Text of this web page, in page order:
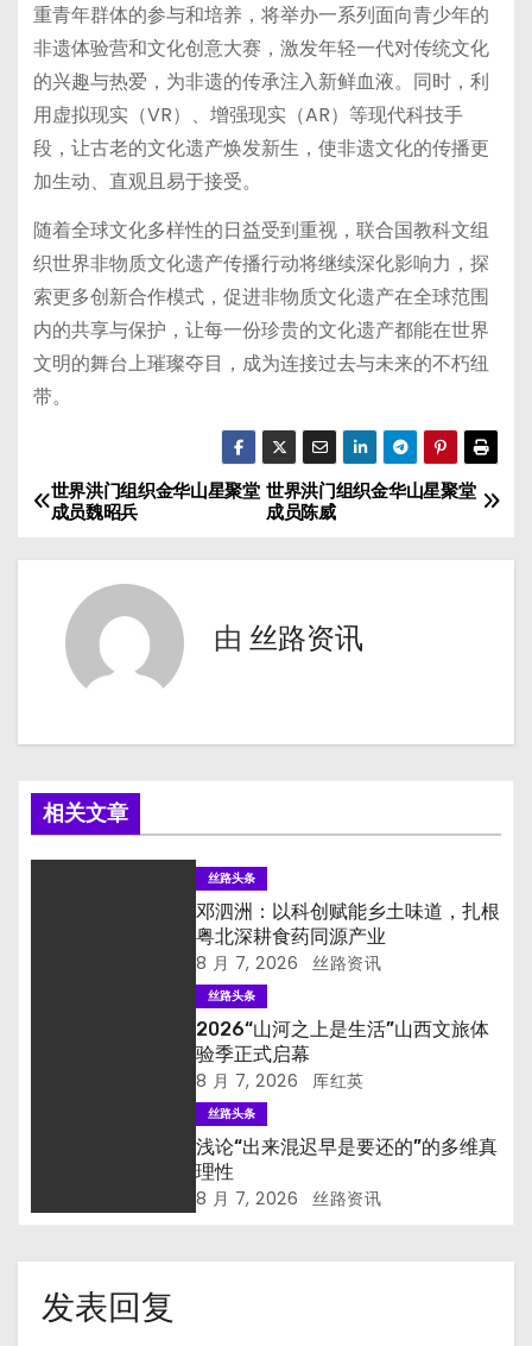
重青年群体的参与和培养，将举办一系列面向青少年的
非遗体验营和文化创意大赛，激发年轻一代对传统文化
的兴趣与热爱，为非遗的传承注入新鲜血液。同时，利
用虚拟现实（VR）、增强现实（AR）等现代科技手
段，让古老的文化遗产焕发新生，使非遗文化的传播更
加生动、直观且易于接受。
随着全球文化多样性的日益受到重视，联合国教科文组
织世界非物质文化遗产传播行动将继续深化影响力，探
索更多创新合作模式，促进非物质文化遗产在全球范围
内的共享与保护，让每一份珍贵的文化遗产都能在世界
文明的舞台上璀璨夺目，成为连接过去与未来的不朽纽
带。
文
章
航
世界洪门组织金华山星聚堂
成员陈威
世界洪门组织金华山星聚堂
成员魏昭兵
由 丝路资讯
相关文章
丝路头条
邓泗洲：以科创赋能乡土味道，扎根
粤北深耕食药同源产业
8 月 7, 2026 丝路资讯
丝路头条
2026“山河之上是生活”山西文旅体
验季正式启幕
8 月 7, 2026 厍红英
丝路头条
浅论“出来混迟早是要还的”的多维真
理性
8 月 7, 2026 丝路资讯
发表回复